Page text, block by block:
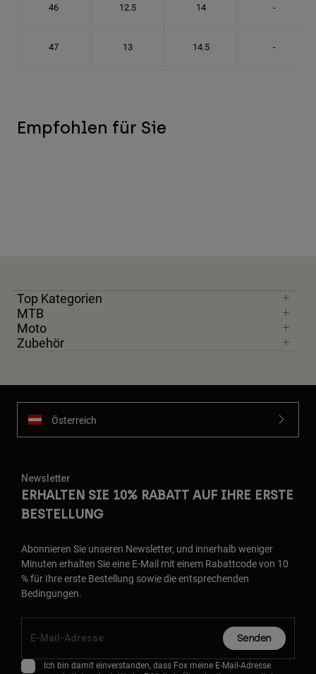
46 12.5 14 -
47 13 14.5 -
Empfohlen für Sie
Top Kategorien
MTB
Moto
Zubehör
Österreich
Newsletter
ERHALTEN SIE 10% RABATT AUF IHRE ERSTE
BESTELLUNG
Abonnieren Sie unseren Newsletter, und innerhalb weniger
Minuten erhalten Sie eine E-Mail mit einem Rabattcode von 10
% für Ihre erste Bestellung sowie die entsprechenden
Bedingungen.
Senden
Ich bin damit einverstanden, dass Fox meine E-Mail-Adresse